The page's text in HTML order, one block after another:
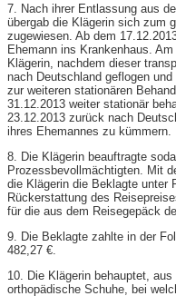
7. Nach ihrer Entlassung aus
übergab die Klägerin sich zum
zugewiesen. Ab dem
Ehemann ins Krankenhaus.
Klägerin, nachdem dieser
nach Deutschland geflogen
zur weiteren stationären
31.12.2013 weiter stationär
23.12.2013 zurück nach
ihres Ehemannes zu kümmern.
8. Die Klägerin beauftragte
Prozessbevollmächtigten. Mit
die Klägerin die Beklagte unter
Rückerstattung des
für die aus dem Reisegepäck
9. Die Beklagte zahlte in der
482,27 €.
10. Die Klägerin behauptet,
orthopädische Schuhe, bei